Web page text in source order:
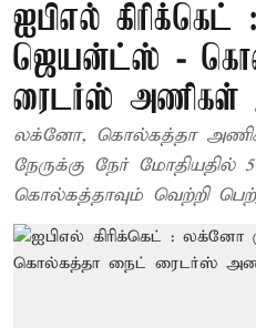
ஐபிஎல்
ஜெயன்ட்ஸ் -
ரைடர்ஸ் அணிகள்
லக்னோ, கொல்கத்தா அணிகள் இதுவரை 7 முறை
நேருக்கு நேர்
கொல்கத்தாவும் வெற்றி